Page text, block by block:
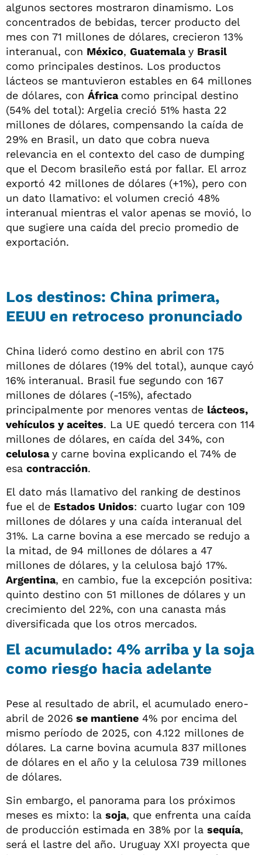
algunos sectores mostraron dinamismo. Los
concentrados de bebidas, tercer producto del
mes con 71 millones de dólares, crecieron 13%
interanual, con México, Guatemalay Brasil
como principales destinos. Los productos
lácteos se mantuvieron estables en 64 millones
de dólares, con África como principal destino
(54% del total): Argelia creció 51% hasta 22
millones de dólares, compensando la caída de
29% en Brasil, un dato que cobra nueva
relevancia en el contexto del caso de dumping
que el Decom brasileño está por fallar. El arroz
exportó 42 millones de dólares (+1%), pero con
un dato llamativo: el volumen creció 48%
interanual mientras el valor apenas se movió, lo
que sugiere una caída del precio promedio de
exportación.
Los destinos: China primera,
EEUU en retroceso pronunciado
China lideró como destino en abril con 175
millones de dólares (19% del total), aunque cayó
16% interanual. Brasil fue segundo con 167
millones de dólares (-15%), afectado
principalmente por menores ventas de lácteos,
vehículos y aceites. La UE quedó tercera con 114
millones de dólares, en caída del 34%, con
celulosay carne bovina explicando el 74% de
esa contracción.
El dato más llamativo del ranking de destinos
fue el de Estados Unidos: cuarto lugar con 109
millones de dólares y una caída interanual del
31%. La carne bovina a ese mercado se redujo a
la mitad, de 94 millones de dólares a 47
millones de dólares, y la celulosa bajó 17%.
Argentina, en cambio, fue la excepción positiva:
quinto destino con 51 millones de dólares y un
crecimiento del 22%, con una canasta más
diversificada que los otros mercados.
El acumulado: 4% arriba y la soja
como riesgo hacia adelante
Pese al resultado de abril, el acumulado enero-
abril de 2026 se mantiene 4% por encima del
mismo período de 2025, con 4.122 millones de
dólares. La carne bovina acumula 837 millones
de dólares en el año y la celulosa 739 millones
de dólares.
Sin embargo, el panorama para los próximos
meses es mixto: la soja, que enfrenta una caída
de producción estimada en 38% por la sequía,
será el lastre del año. Uruguay XXI proyecta que